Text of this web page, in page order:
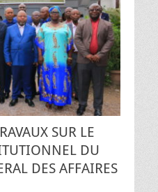
SUR LE
DU
DES AFFAIRES